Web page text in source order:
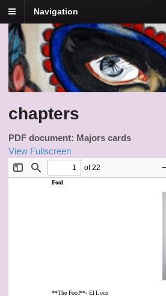
Navigation
Tarot Muertos
Dia De Los Muertos Tarot
chapters
PDF document: Majors cards
View Fullscreen